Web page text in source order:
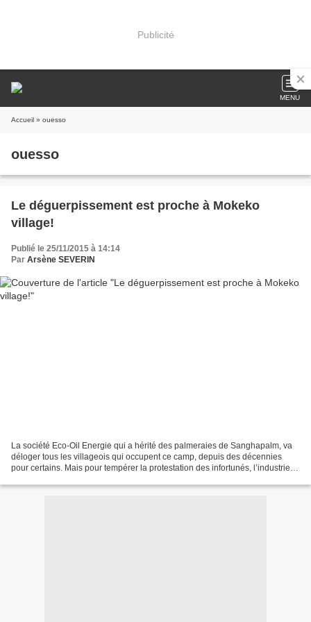
Publicité
MENU
Accueil » ouesso
ouesso
Le déguerpissement est proche à Mokeko
village!
Publié le 25/11/2015 à 14:14
Par Arsène SEVERIN
La société Eco-Oil Energie qui a hérité des palmeraies de Sanghapalm, va
déloger tous les villageois qui occupent ce camp, depuis des décennies
pour certains. Mais pour tempérer la protestation des infortunés, l’industriel a